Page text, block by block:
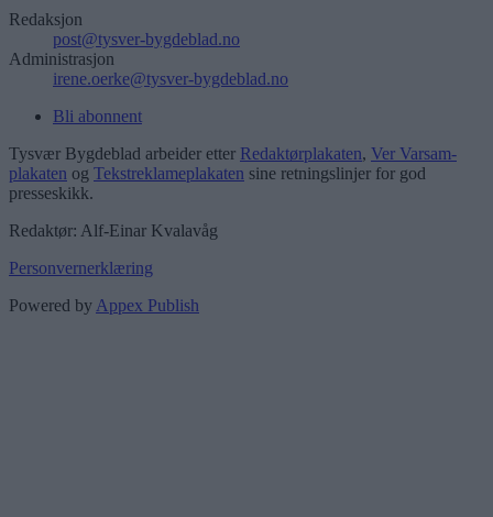
Redaksjon
post@tysver-bygdeblad.no
Administrasjon
irene.oerke@tysver-bygdeblad.no
Bli abonnent
Tysvær Bygdeblad arbeider etter Redaktørplakaten, Ver Varsam-
plakaten og Tekstreklameplakaten sine retningslinjer for god
presseskikk.
Redaktør: Alf-Einar Kvalavåg
Personvernerklæring
Powered by Appex Publish